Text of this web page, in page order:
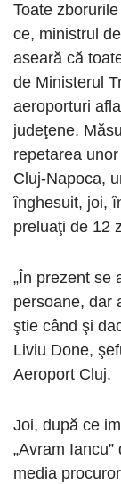
Toate
ce, ministrul
aseară că
de Ministerul
aeroporturi
judeţene.
repetarea
Cluj-Napoca,
înghesuit, joi,
preluaţi de 12
„În prezent se
persoane, dar
ştie când şi
Liviu Done,
Aeroport Cluj.
Joi, după ce
„Avram
media